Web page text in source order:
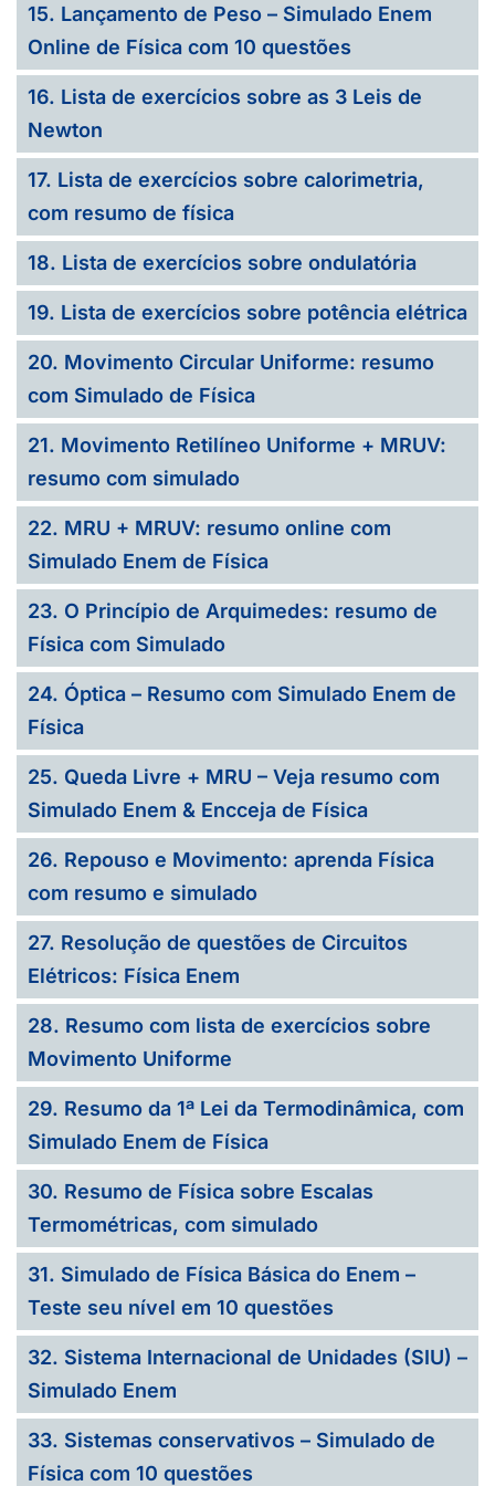
15. Lançamento de Peso – Simulado Enem
Online de Física com 10 questões
16. Lista de exercícios sobre as 3 Leis de
Newton
17. Lista de exercícios sobre calorimetria,
com resumo de física
18. Lista de exercícios sobre ondulatória
19. Lista de exercícios sobre potência elétrica
20. Movimento Circular Uniforme: resumo
com Simulado de Física
21. Movimento Retilíneo Uniforme + MRUV:
resumo com simulado
22. MRU + MRUV: resumo online com
Simulado Enem de Física
23. O Princípio de Arquimedes: resumo de
Física com Simulado
24. Óptica – Resumo com Simulado Enem de
Física
25. Queda Livre + MRU – Veja resumo com
Simulado Enem & Encceja de Física
26. Repouso e Movimento: aprenda Física
com resumo e simulado
27. Resolução de questões de Circuitos
Elétricos: Física Enem
28. Resumo com lista de exercícios sobre
Movimento Uniforme
29. Resumo da 1ª Lei da Termodinâmica, com
Simulado Enem de Física
30. Resumo de Física sobre Escalas
Termométricas, com simulado
31. Simulado de Física Básica do Enem –
Teste seu nível em 10 questões
32. Sistema Internacional de Unidades (SIU) –
Simulado Enem
33. Sistemas conservativos – Simulado de
Física com 10 questões